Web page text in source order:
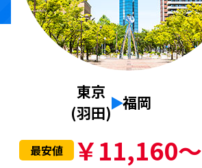
東京
(羽田)
福岡
最安値 ￥11,160～